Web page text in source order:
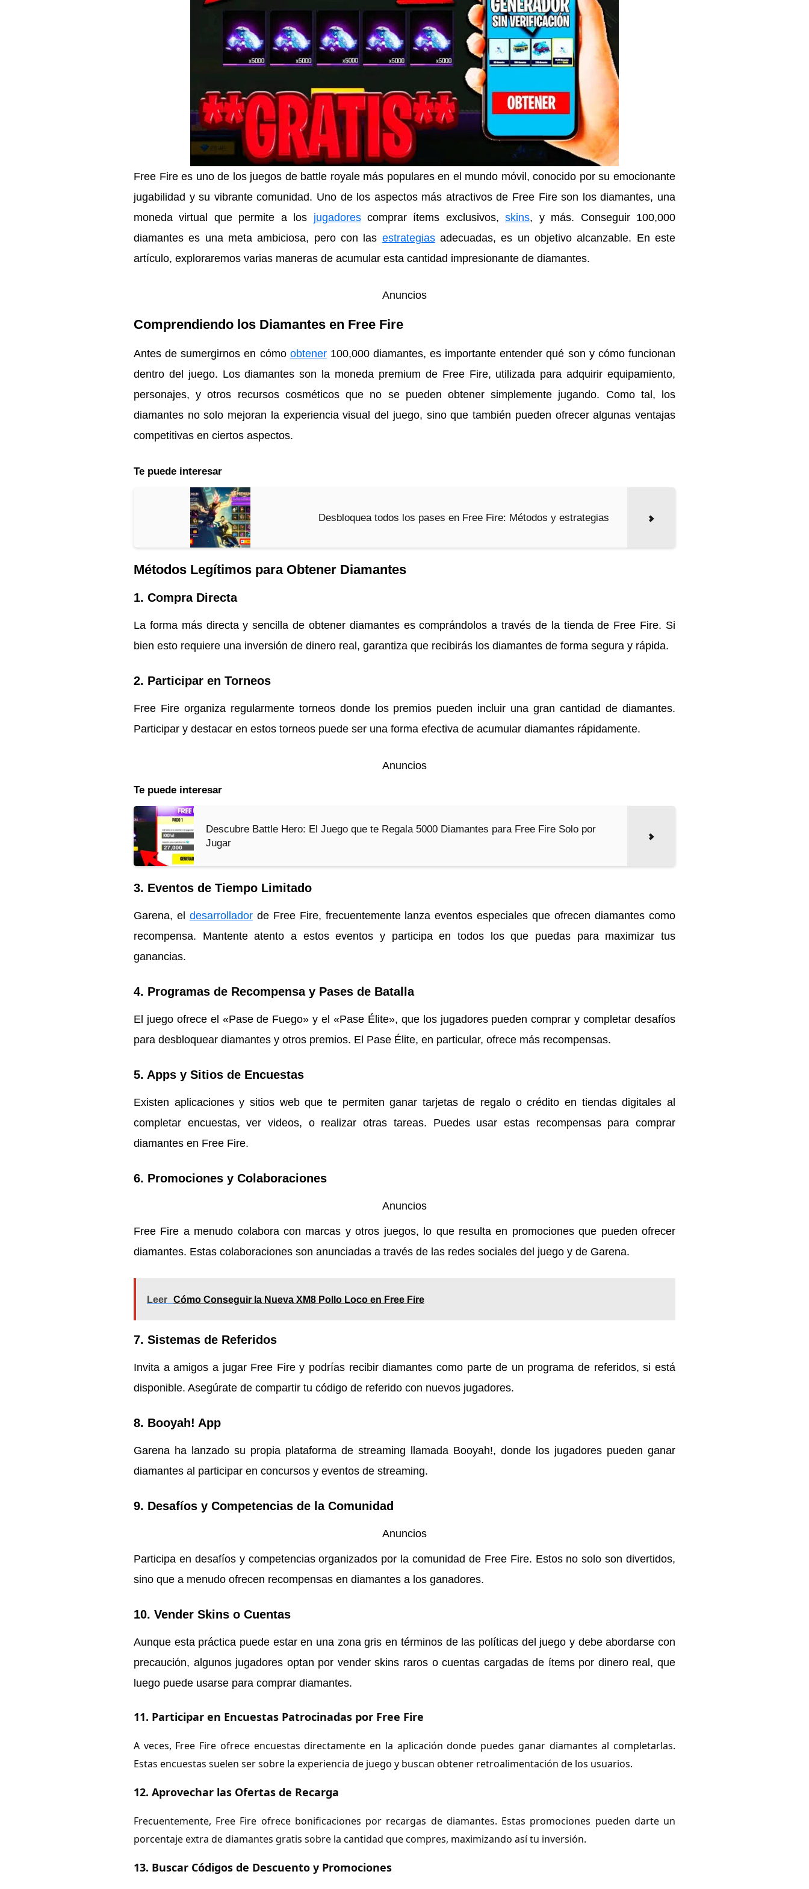
Free Fire es uno de los juegos de battle royale más populares en el mundo móvil, conocido por su emocionante
jugabilidad y su vibrante comunidad. Uno de los aspectos más atractivos de Free Fire son los diamantes, una
moneda virtual que permite a los jugadorescomprar ítems exclusivos,skins, y más. Conseguir 100,000
diamantes es una meta ambiciosa, pero con las estrategiasadecuadas, es un objetivo alcanzable. En este
artículo, exploraremos varias maneras de acumular esta cantidad impresionante de diamantes.
Anuncios
Comprendiendo los Diamantes en Free Fire
Antes de sumergirnos en cómo obtener100,000 diamantes, es importante entender qué son y cómo funcionan
dentro del juego. Los diamantes son la moneda premium de Free Fire, utilizada para adquirir equipamiento,
personajes, y otros recursos cosméticos que no se pueden obtener simplemente jugando. Como tal, los
diamantes no solo mejoran la experiencia visual del juego, sino que también pueden ofrecer algunas ventajas
competitivas en ciertos aspectos.
Te puede interesar
Desbloquea todos los pases en Free Fire: Métodos y estrategias
Métodos Legítimos para Obtener Diamantes
1. Compra Directa
La forma más directa y sencilla de obtener diamantes es comprándolos a través de la tienda de Free Fire. Si
bien esto requiere una inversión de dinero real, garantiza que recibirás los diamantes de forma segura y rápida.
2. Participar en Torneos
Free Fire organiza regularmente torneos donde los premios pueden incluir una gran cantidad de diamantes.
Participar y destacar en estos torneos puede ser una forma efectiva de acumular diamantes rápidamente.
Anuncios
Te puede interesar
Descubre Battle Hero: El Juego que te Regala 5000 Diamantes para Free Fire Solo por
Jugar
3. Eventos de Tiempo Limitado
Garena, el desarrolladorde Free Fire, frecuentemente lanza eventos especiales que ofrecen diamantes como
recompensa. Mantente atento a estos eventos y participa en todos los que puedas para maximizar tus
ganancias.
4. Programas de Recompensa y Pases de Batalla
El juego ofrece el «Pase de Fuego» y el «Pase Élite», que los jugadores pueden comprar y completar desafíos
para desbloquear diamantes y otros premios. El Pase Élite, en particular, ofrece más recompensas.
5. Apps y Sitios de Encuestas
Existen aplicaciones y sitios web que te permiten ganar tarjetas de regalo o crédito en tiendas digitales al
completar encuestas, ver videos, o realizar otras tareas. Puedes usar estas recompensas para comprar
diamantes en Free Fire.
6. Promociones y Colaboraciones
Anuncios
Free Fire a menudo colabora con marcas y otros juegos, lo que resulta en promociones que pueden ofrecer
diamantes. Estas colaboraciones son anunciadas a través de las redes sociales del juego y de Garena.
Leer Cómo Conseguir la Nueva XM8 Pollo Loco en Free Fire
7. Sistemas de Referidos
Invita a amigos a jugar Free Fire y podrías recibir diamantes como parte de un programa de referidos, si está
disponible. Asegúrate de compartir tu código de referido con nuevos jugadores.
8. Booyah! App
Garena ha lanzado su propia plataforma de streaming llamada Booyah!, donde los jugadores pueden ganar
diamantes al participar en concursos y eventos de streaming.
9. Desafíos y Competencias de la Comunidad
Anuncios
Participa en desafíos y competencias organizados por la comunidad de Free Fire. Estos no solo son divertidos,
sino que a menudo ofrecen recompensas en diamantes a los ganadores.
10. Vender Skins o Cuentas
Aunque esta práctica puede estar en una zona gris en términos de las políticas del juego y debe abordarse con
precaución, algunos jugadores optan por vender skins raros o cuentas cargadas de ítems por dinero real, que
luego puede usarse para comprar diamantes.
11. Participar en Encuestas Patrocinadas por Free Fire
A veces, Free Fire ofrece encuestas directamente en la aplicación donde puedes ganar diamantes al completarlas.
Estas encuestas suelen ser sobre la experiencia de juego y buscan obtener retroalimentación de los usuarios.
12. Aprovechar las Ofertas de Recarga
Frecuentemente, Free Fire ofrece bonificaciones por recargas de diamantes. Estas promociones pueden darte un
porcentaje extra de diamantes gratis sobre la cantidad que compres, maximizando así tu inversión.
13. Buscar Códigos de Descuento y Promociones